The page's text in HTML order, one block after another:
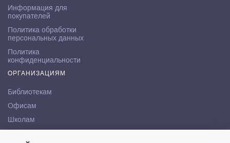
Информация для
покупателей
Политика обработки
персональных данных
Политика
конфиденциальности
ОРГАНИЗАЦИЯМ
Библиотекам
Офисам
Школам